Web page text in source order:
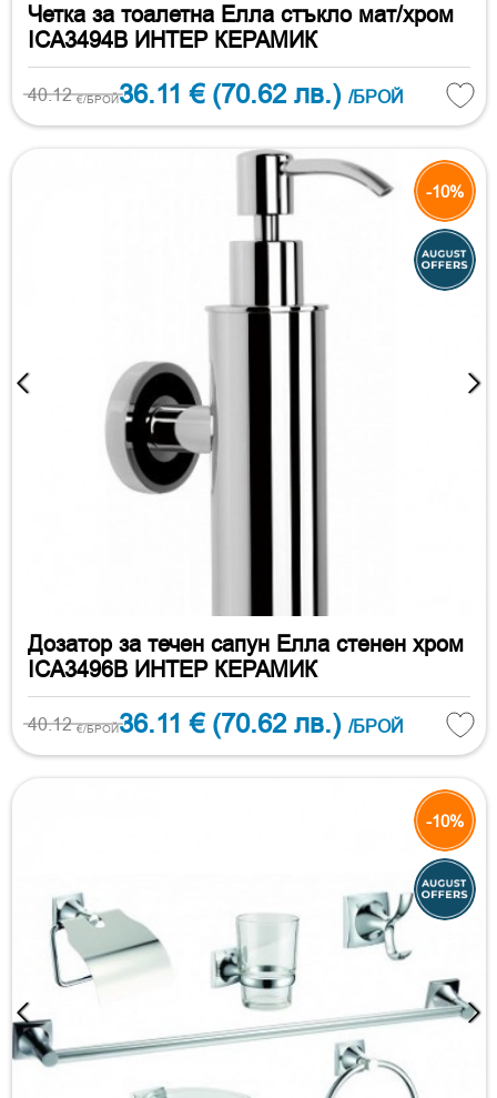
Четка за тоалетна Елла стъкло мат/хром
ICA3494B ИНТЕР КЕРАМИК
40.12€/БРОЙ36.11 € (70.62 лв.) /БРОЙ
-10%
Дозатор за течен сапун Елла стенен хром
ICA3496B ИНТЕР КЕРАМИК
40.12€/БРОЙ36.11 € (70.62 лв.) /БРОЙ
-10%